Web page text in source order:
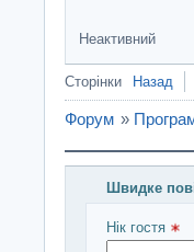
Неактивний
Сторінки Назад
Форум »
Швидке
Введіть
Нік гостя